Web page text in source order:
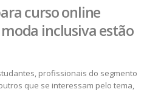
curso online
inclusiva estão
profissionais do segmento
que se interessam pelo tema,